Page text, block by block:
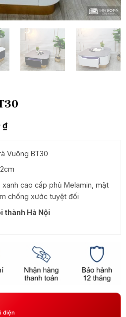
₫Giá
hiện
là:
3.905.000 ₫.
Vuông BT30
xanh cao cấp phủ Melamin, mặt
chống xước tuyệt đối
thành Hà Nội
điện